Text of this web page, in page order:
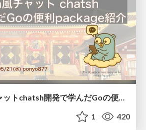
filesystem風チャットchatsh開発で学んだGoの便利package紹介
1 420